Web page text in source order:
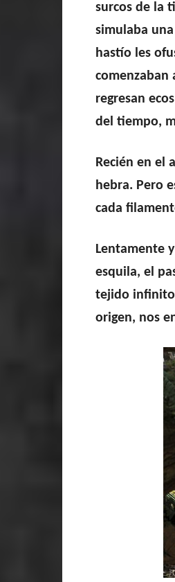
surcos de la
simulaba
hastío les
comenzaban
regresan
del tiempo,
Recién en el
hebra. Pero
cada
Lentamente
esquila, el
tejido infinito
origen, nos